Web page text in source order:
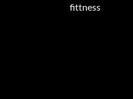
fittness